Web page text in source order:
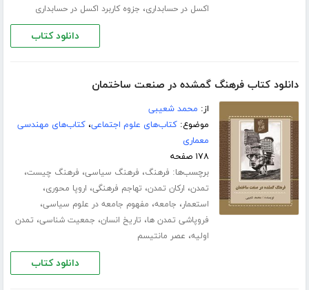
اکسل در حسابداری، جزوه کاربرد اکسل در حسابداری
دانلود کتاب
دانلود کتاب فرهنگ گمشده در صنعت ساختمان
از: محمد شعیبی
موضوع:کتاب‌های علوم اجتماعی،کتاب‌های مهندسی
معماری
۱۷۸ صفحه
برچسب‌ها: فرهنگ، فرهنگ سیاسی، فرهنگ چیست،
تمدن، ارکان تمدن، تهاجم فرهنگی، اروپا محوری،
استعمار، جامعه، مفهوم جامعه در علوم سیاسی،
فروپاشی تمدن ها، تاریخ انسان، جمعیت شناسی، تمدن
اولیه، عصر مانتیسم
دانلود کتاب